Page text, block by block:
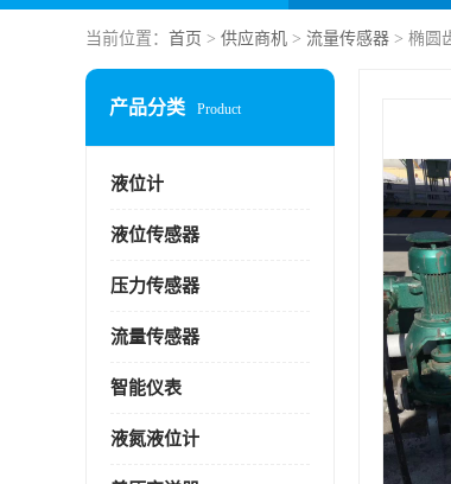
当前位置： 首页 > 供应商机 > 流量传感器 > 椭圆
产品分类 Product
液位计
液位传感器
压力传感器
流量传感器
智能仪表
液氮液位计